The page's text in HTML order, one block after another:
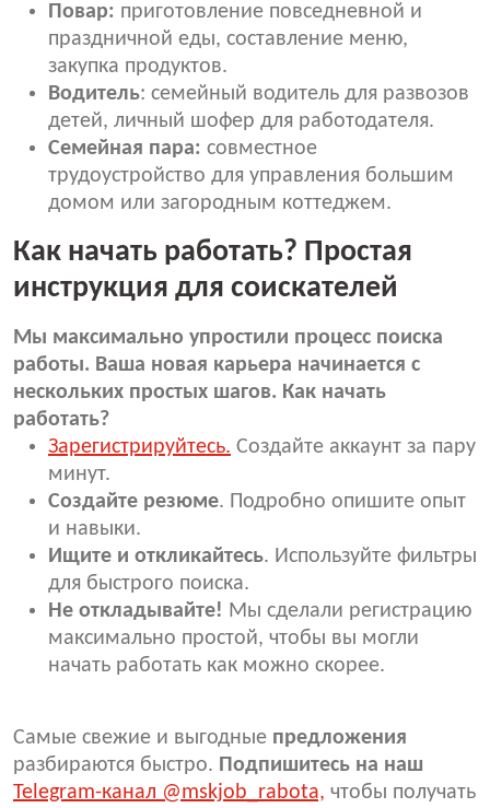
Повар: приготовление повседневной и
праздничной еды, составление меню,
закупка продуктов.
Водитель: семейный водитель для развозов
детей, личный шофер для работодателя.
Семейная пара: совместное
трудоустройство для управления большим
домом или загородным коттеджем.
Как начать работать? Простая
инструкция для соискателей
Мы максимально упростили процесс поиска
работы. Ваша новая карьера начинается с
нескольких простых шагов. Как начать
работать?
Зарегистрируйтесь. Создайте аккаунт за пару
минут.
Создайте резюме. Подробно опишите опыт
и навыки.
Ищите и откликайтесь. Используйте фильтры
для быстрого поиска.
Не откладывайте! Мы сделали регистрацию
максимально простой, чтобы вы могли
начать работать как можно скорее.
Самые свежие и выгодные предложения
разбираются быстро. Подпишитесь на наш
Telegram-канал @mskjob_rabota, чтобы получать